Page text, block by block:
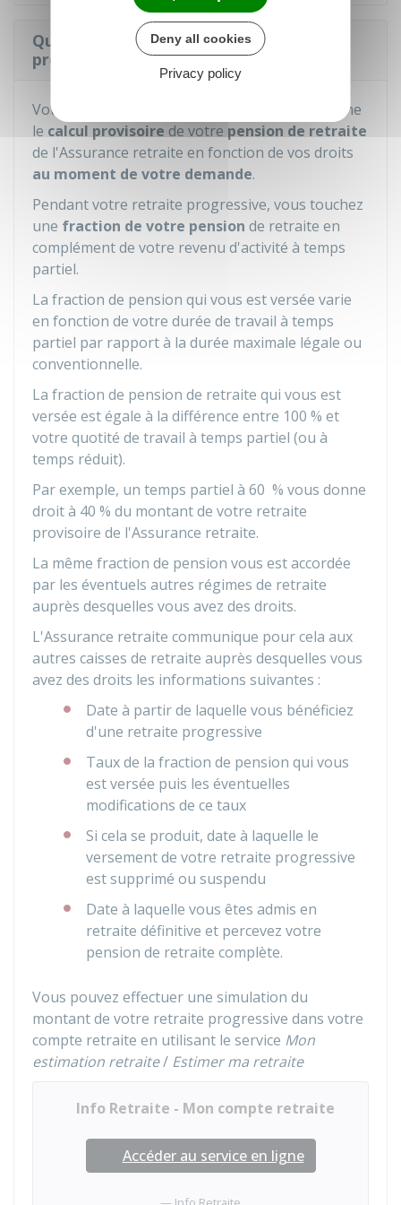
Quel est le montant de la retraite
progressive du salarié ?
Votre admission en retraite progressive entraîne
le calcul provisoire de votre pension de retraite
de l'Assurance retraite en fonction de vos droits
au moment de votre demande.
Pendant votre retraite progressive, vous touchez
une fraction de votre pension de retraite en
complément de votre revenu d'activité à temps
partiel.
La fraction de pension qui vous est versée varie
en fonction de votre durée de travail à temps
partiel par rapport à la durée maximale légale ou
conventionnelle.
La fraction de pension de retraite qui vous est
versée est égale à la différence entre 100 % et
votre quotité de travail à temps partiel (ou à
temps réduit).
Par exemple, un temps partiel à 60 % vous donne
droit à 40 % du montant de votre retraite
provisoire de l'Assurance retraite.
La même fraction de pension vous est accordée
par les éventuels autres régimes de retraite
auprès desquelles vous avez des droits.
L'Assurance retraite communique pour cela aux
autres caisses de retraite auprès desquelles vous
avez des droits les informations suivantes :
Date à partir de laquelle vous bénéficiez
d'une retraite progressive
Taux de la fraction de pension qui vous
est versée puis les éventuelles
modifications de ce taux
Si cela se produit, date à laquelle le
versement de votre retraite progressive
est supprimé ou suspendu
Date à laquelle vous êtes admis en
retraite définitive et percevez votre
pension de retraite complète.
Vous pouvez effectuer une simulation du
montant de votre retraite progressive dans votre
compte retraite en utilisant le service Mon
estimation retraite/ Estimer ma retraite
Info Retraite - Mon compte retraite
Accéder au service en ligne
Deny all cookies
Privacy policy